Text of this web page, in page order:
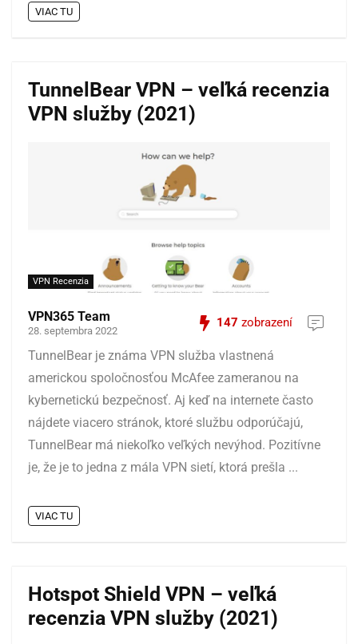
VIAC TU
TunnelBear VPN – veľká recenzia
VPN služby (2021)
VPN Recenzia
VPN365 Team
28. septembra 2022
147 zobrazení
TunnelBear je známa VPN služba vlastnená
americkou spoločnosťou McAfee zameranou na
kybernetickú bezpečnosť. Aj keď na internete často
nájdete viacero stránok, ktoré službu odporúčajú,
TunnelBear má niekoľko veľkých nevýhod. Pozitívne
je, že je to jedna z mála VPN sietí, ktorá prešla ...
VIAC TU
Hotspot Shield VPN – veľká
recenzia VPN služby (2021)